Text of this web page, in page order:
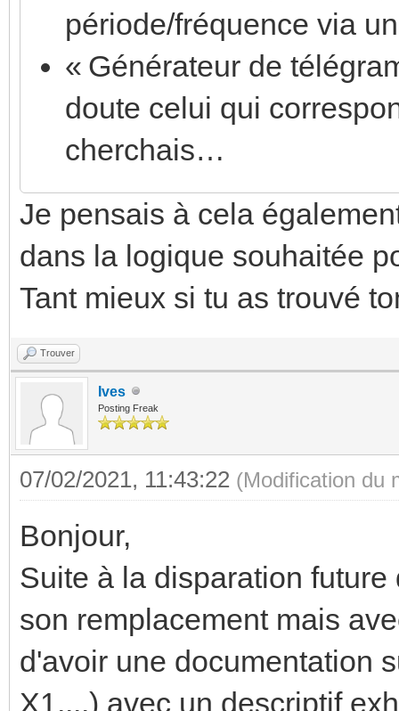
période/fréquence via
« Générateur de
doute celui qui
cherchais…
Je pensais à cela
dans la logique souhaitée
Tant mieux si tu as trouvé
Trouver
Ives
Posting Freak
07/02/2021, 11:43:22 (Modification du
Bonjour,
Suite à la disparation
son remplacement mais
d'avoir une documentation
X1,...) avec un descriptif